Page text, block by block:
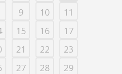
9 10
11
15 16
17
21 22
23
27 28
29